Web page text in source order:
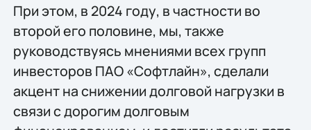
При этом, в 2024 году, в частности во
второй его половине, мы, также
руководствуясь мнениями всех групп
инвесторов ПАО «Софтлайн», сделали
акцент на снижении долговой нагрузки в
связи с дорогим долговым